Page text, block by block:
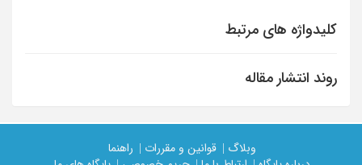
کلیدواژه های مرتبط
روند انتشار مقاله
وبلاگ | قوانین و مقررات |
راهنما